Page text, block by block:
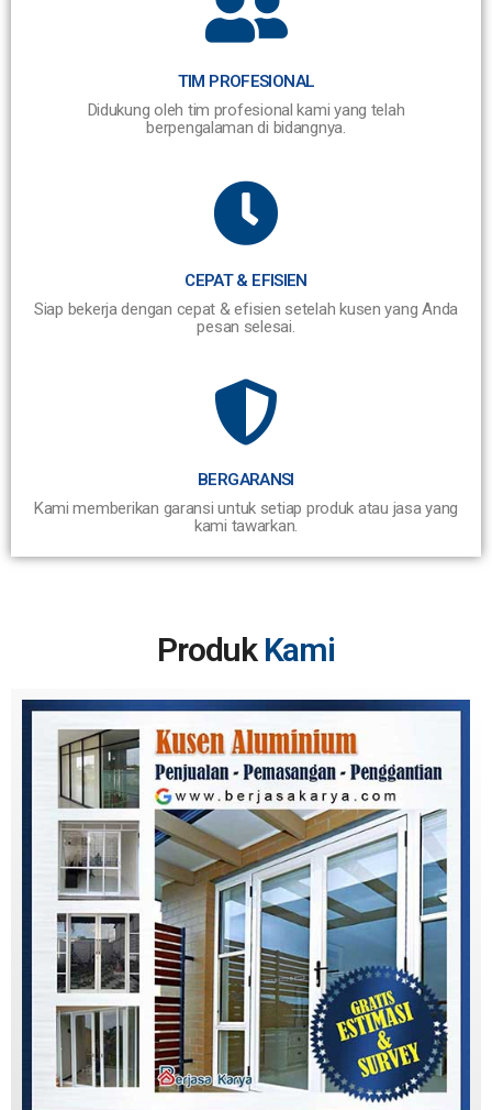
TIM PROFESIONAL
Didukung oleh tim profesional kami yang telah
berpengalaman di bidangnya.
CEPAT & EFISIEN
Siap bekerja dengan cepat & efisien setelah kusen yang Anda
pesan selesai.
BERGARANSI
Kami memberikan garansi untuk setiap produk atau jasa yang
kami tawarkan.
Produk Kami